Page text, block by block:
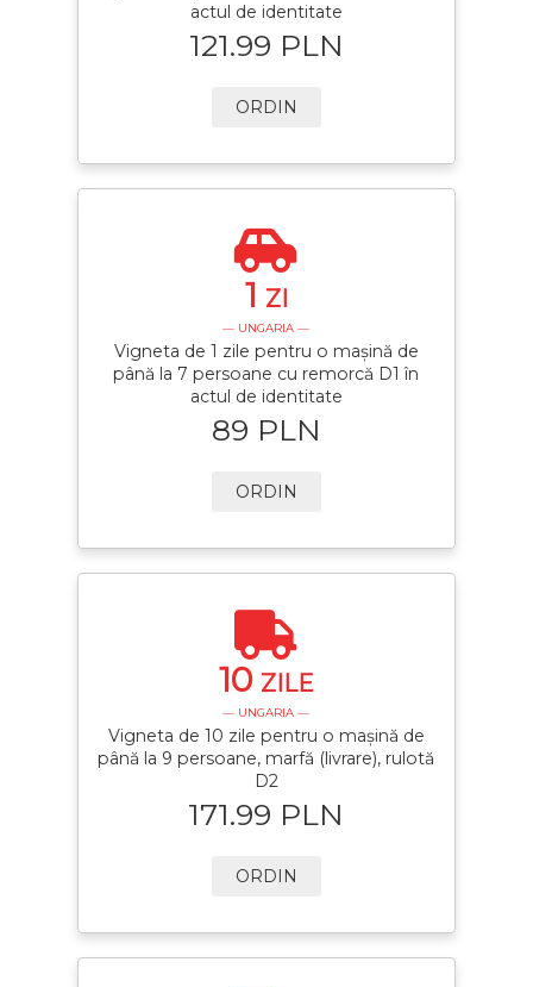
actul de identitate
121.99 PLN
ORDIN
1 ZI
— UNGARIA —
Vigneta de 1 zile pentru o mașină de
până la 7 persoane cu remorcă D1 în
actul de identitate
89 PLN
ORDIN
10 ZILE
— UNGARIA —
Vigneta de 10 zile pentru o mașină de
până la 9 persoane, marfă (livrare), rulotă
D2
171.99 PLN
ORDIN